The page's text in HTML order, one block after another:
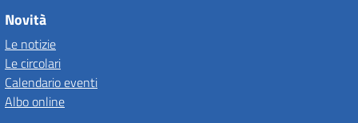
Novità
Le notizie
Le circolari
Calendario eventi
Albo online